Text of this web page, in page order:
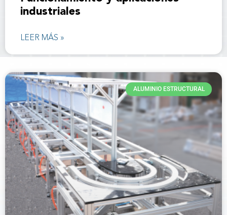
industriales
LEER MÁS »
ALUMINIO ESTRUCTURAL